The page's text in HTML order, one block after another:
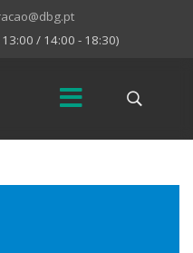
/ 14:00 - 18:30)